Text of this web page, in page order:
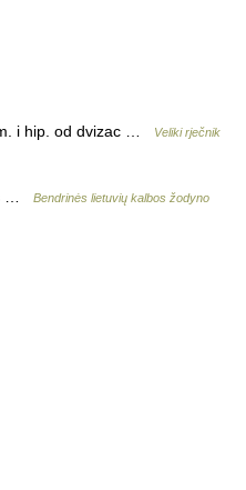
i hip. od dvizac …
Veliki rječnik
…
Bendrinės lietuvių kalbos žodyno